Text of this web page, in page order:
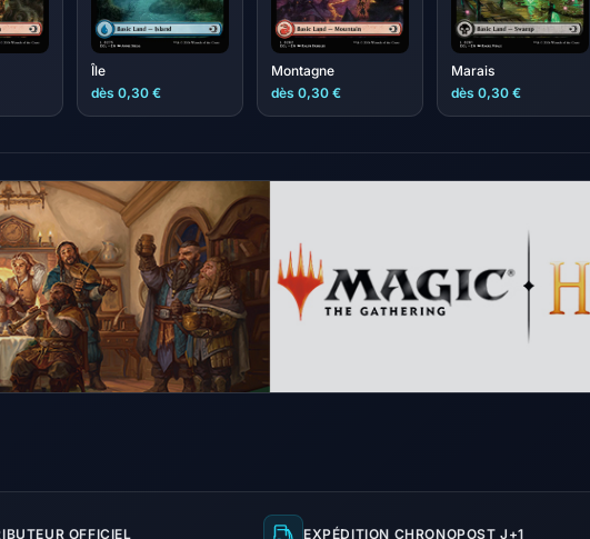
Île
dès 0,30 €
Montagne
dès 0,30 €
Marais
dès 0,30 €
OFFICIEL EXPÉDITION CHRONOPOST J+1